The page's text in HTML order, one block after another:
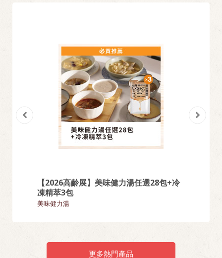
【2026高齡展】美味健力湯任選28包+冷
凍精萃3包
美味健力湯
更多熱門產品